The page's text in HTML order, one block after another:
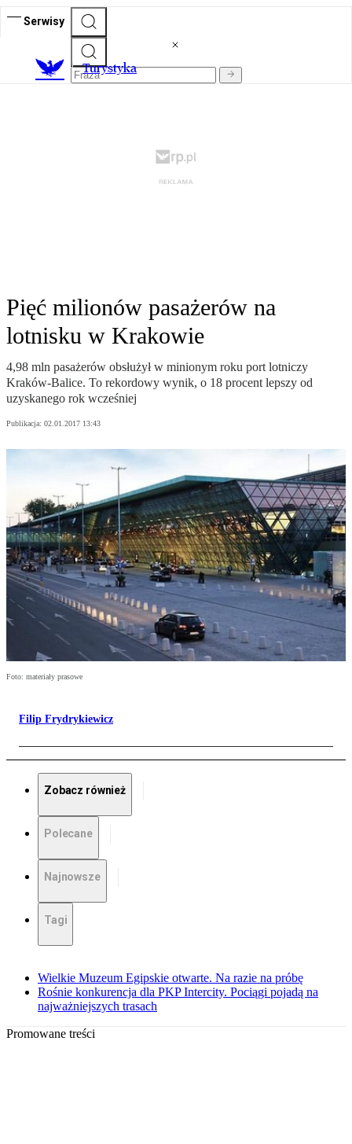
Serwisy
Turystyka
Pięć milionów pasażerów na
lotnisku w Krakowie
4,98 mln pasażerów obsłużył w minionym roku port lotniczy
Kraków-Balice. To rekordowy wynik, o 18 procent lepszy od
uzyskanego rok wcześniej
Publikacja: 02.01.2017 13:43
Foto: materiały prasowe
Filip Frydrykiewicz
Zobacz również
Polecane
Najnowsze
Tagi
Wielkie Muzeum Egipskie otwarte. Na razie na próbę
Rośnie konkurencja dla PKP Intercity. Pociągi pojadą na
najważniejszych trasach
Promowane treści